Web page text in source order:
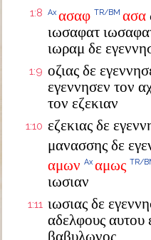
1:8 Ax ασαφ TR/BM ασα
ιωσαφατ
ιωραμ δε
1:9 οζιας δε
εγεννησεν τον
τον εζεκιαν
1:10 εζεκιας δε
μανασσης δε
αμων Ax αμως TR/
ιωσιαν
1:11 ιωσιας δε
αδελφους αυτου
βαβυλωνος